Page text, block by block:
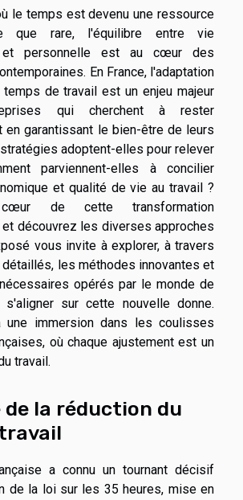
le temps est devenu une ressource
que rare, l'équilibre entre vie
et personnelle est au cœur des
En France, l'adaptation
de travail est un enjeu majeur
qui cherchent à rester
garantissant le bien-être de leurs
adoptent-elles pour relever
parviennent-elles à concilier
et qualité de vie au travail ?
de cette transformation
découvrez les diverses approches
vous invite à explorer, à travers
détaillés, les méthodes innovantes et
opérés par le monde de
s'aligner sur cette nouvelle donne.
une immersion dans les coulisses
où chaque ajustement est un
travail.
de la réduction du
a connu un tournant décisif
de la loi sur les 35 heures, mise en